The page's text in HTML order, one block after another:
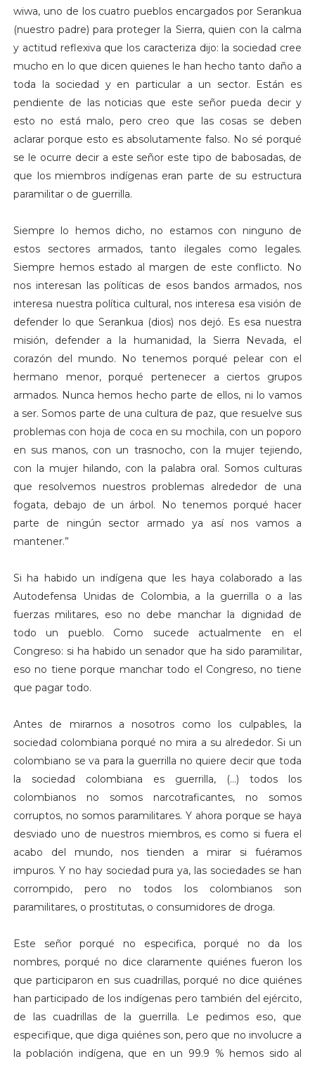
wiwa, uno de los cuatro pueblos encargados por Serankua
(nuestro padre) para proteger la Sierra, quien con la calma
y actitud reflexiva que los caracteriza dijo: la sociedad cree
mucho en lo que dicen quienes le han hecho tanto daño a
toda la sociedad y en particular a un sector. Están es
pendiente de las noticias que este señor pueda decir y
esto no está malo, pero creo que las cosas se deben
aclarar porque esto es absolutamente falso. No sé porqué
se le ocurre decir a este señor este tipo de babosadas, de
que los miembros indígenas eran parte de su estructura
paramilitar o de guerrilla.
Siempre lo hemos dicho, no estamos con ninguno de
estos sectores armados, tanto ilegales como legales.
Siempre hemos estado al margen de este conflicto. No
nos interesan las políticas de esos bandos armados, nos
interesa nuestra política cultural, nos interesa esa visión de
defender lo que Serankua (dios) nos dejó. Es esa nuestra
misión, defender a la humanidad, la Sierra Nevada, el
corazón del mundo. No tenemos porqué pelear con el
hermano menor, porqué pertenecer a ciertos grupos
armados. Nunca hemos hecho parte de ellos, ni lo vamos
a ser. Somos parte de una cultura de paz, que resuelve sus
problemas con hoja de coca en su mochila, con un poporo
en sus manos, con un trasnocho, con la mujer tejiendo,
con la mujer hilando, con la palabra oral. Somos culturas
que resolvemos nuestros problemas alrededor de una
fogata, debajo de un árbol. No tenemos porqué hacer
parte de ningún sector armado ya así nos vamos a
mantener.”
Si ha habido un indígena que les haya colaborado a las
Autodefensa Unidas de Colombia, a la guerrilla o a las
fuerzas militares, eso no debe manchar la dignidad de
todo un pueblo. Como sucede actualmente en el
Congreso: si ha habido un senador que ha sido paramilitar,
eso no tiene porque manchar todo el Congreso, no tiene
que pagar todo.
Antes de mirarnos a nosotros como los culpables, la
sociedad colombiana porqué no mira a su alrededor. Si un
colombiano se va para la guerrilla no quiere decir que toda
la sociedad colombiana es guerrilla, (…) todos los
colombianos no somos narcotraficantes, no somos
corruptos, no somos paramilitares. Y ahora porque se haya
desviado uno de nuestros miembros, es como si fuera el
acabo del mundo, nos tienden a mirar si fuéramos
impuros. Y no hay sociedad pura ya, las sociedades se han
corrompido, pero no todos los colombianos son
paramilitares, o prostitutas, o consumidores de droga.
Este señor porqué no especifica, porqué no da los
nombres, porqué no dice claramente quiénes fueron los
que participaron en sus cuadrillas, porqué no dice quiénes
han participado de los indígenas pero también del ejército,
de las cuadrillas de la guerrilla. Le pedimos eso, que
especifique, que diga quiénes son, pero que no involucre a
la población indígena, que en un 99.9 % hemos sido al